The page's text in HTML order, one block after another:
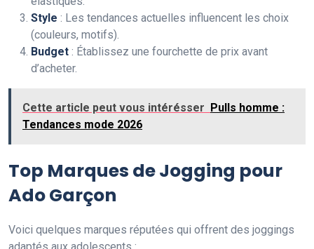
Style : Les tendances actuelles influencent les choix
(couleurs, motifs).
Budget : Établissez une fourchette de prix avant
d’acheter.
Cette article peut vous intérésser Pulls homme :
Tendances mode 2026
Top Marques de Jogging pour
Ado Garçon
Voici quelques marques réputées qui offrent des joggings
adaptés aux adolescents :